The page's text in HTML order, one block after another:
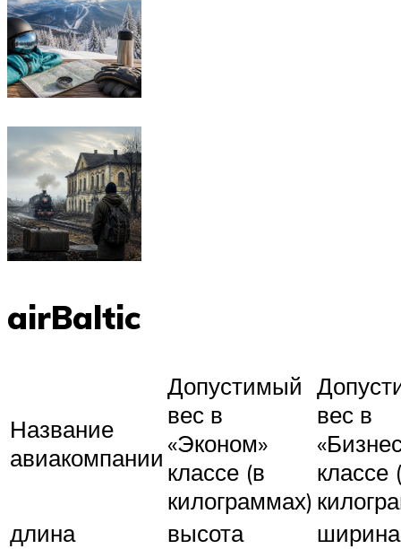
airBaltic
Название
авиакомпании
Допустимый
вес в
«Эконом»
классе (в
килограммах)
вес в
классе
длина
высота
ширина